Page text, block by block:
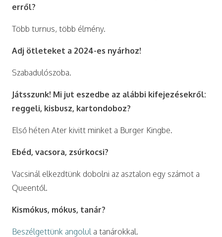
erről?
Több turnus, több élmény.
Adj ötleteket a 2024-es nyárhoz!
Szabadulószoba.
Játsszunk! Mi jut eszedbe az alábbi kifejezésekről:
reggeli, kisbusz, kartondoboz?
Első héten Ater kivitt minket a Burger Kingbe.
Ebéd, vacsora, zsúrkocsi?
Vacsinál elkezdtünk dobolni az asztalon egy számot a
Queentől.
Kismókus, mókus, tanár?
Beszélgettünk angolul a tanárokkal.